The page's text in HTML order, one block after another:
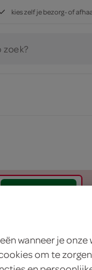
kies zelf je bezorg- of
zoek?
zoek winkel
wanneer je onze
om te